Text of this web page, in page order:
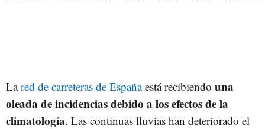
Lared de carreteras de Españaestá recibiendo una
oleada de incidencias debido a los efectos de la
climatología. Las continuas lluvias han deteriorado el